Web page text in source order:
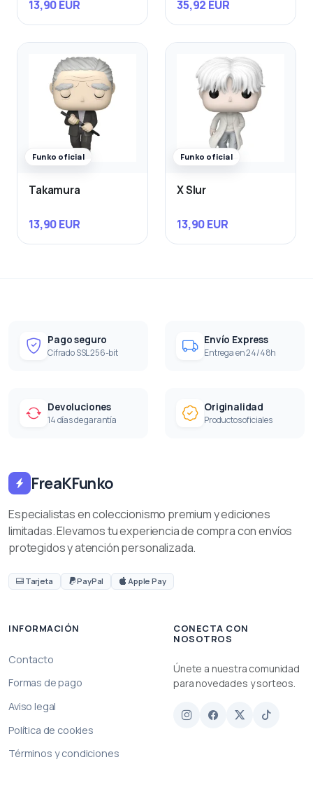
13,90 EUR 35,92 EUR
Funko oficial
Takamura
13,90 EUR
Funko oficial
X Slur
13,90 EUR
Pago seguro
Cifrado SSL 256-bit
Envío Express
Entrega en 24/48h
Devoluciones
14 días de garantía
Originalidad
Productos oficiales
FreaKFunko
Especialistas en coleccionismo premium y ediciones
limitadas. Elevamos tu experiencia de compra con envíos
protegidos y atención personalizada.
Tarjeta PayPal Apple Pay
INFORMACIÓN
Contacto
Formas de pago
Aviso legal
Política de cookies
Términos y condiciones
CONECTA CON
NOSOTROS
Únete a nuestra comunidad
para novedades y sorteos.